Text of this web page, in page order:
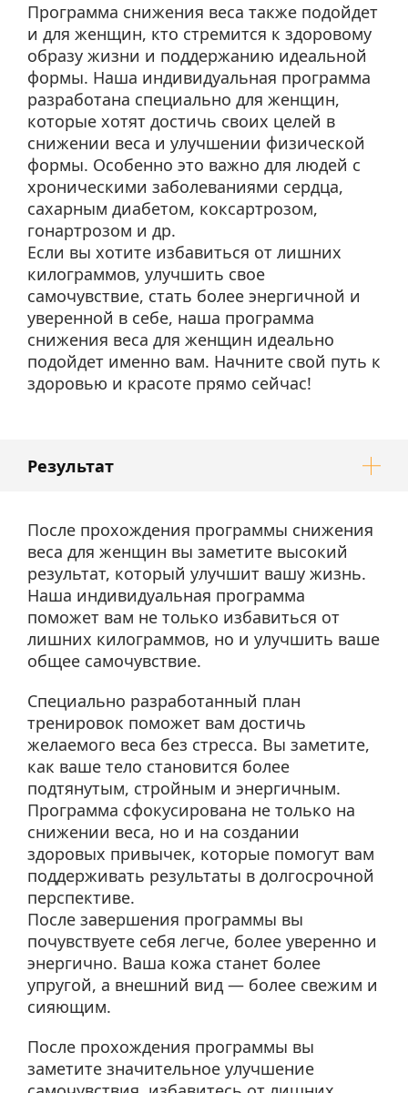
Программа снижения веса также подойдет
и для женщин, кто стремится к здоровому
образу жизни и поддержанию идеальной
формы. Наша индивидуальная программа
разработана специально для женщин,
которые хотят достичь своих целей в
снижении веса и улучшении физической
формы. Особенно это важно для людей с
хроническими заболеваниями сердца,
сахарным диабетом, коксартрозом,
гонартрозом и др.
Если вы хотите избавиться от лишних
килограммов, улучшить свое
самочувствие, стать более энергичной и
уверенной в себе, наша программа
снижения веса для женщин идеально
подойдет именно вам. Начните свой путь к
здоровью и красоте прямо сейчас!
Результат
После прохождения программы снижения
веса для женщин вы заметите высокий
результат, который улучшит вашу жизнь.
Наша индивидуальная программа
поможет вам не только избавиться от
лишних килограммов, но и улучшить ваше
общее самочувствие.
Специально разработанный план
тренировок поможет вам достичь
желаемого веса без стресса. Вы заметите,
как ваше тело становится более
подтянутым, стройным и энергичным.
Программа сфокусирована не только на
снижении веса, но и на создании
здоровых привычек, которые помогут вам
поддерживать результаты в долгосрочной
перспективе.
После завершения программы вы
почувствуете себя легче, более уверенно и
энергично. Ваша кожа станет более
упругой, а внешний вид — более свежим и
сияющим.
После прохождения программы вы
заметите значительное улучшение